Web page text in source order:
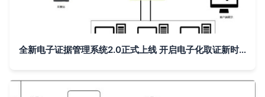
全新电子证据管理系统2.0正式上线 开启电子化取证新时代